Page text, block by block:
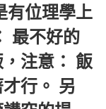
有位理學上
最不好的
注意： 飯
行。 另